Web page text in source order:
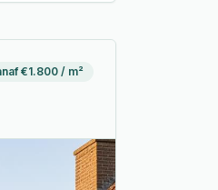
€1.800 / m²